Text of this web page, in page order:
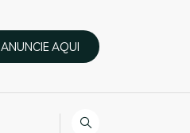
ANUNCIE AQUI